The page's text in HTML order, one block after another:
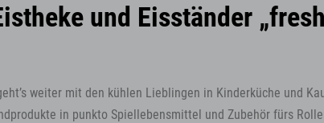
und Eisständer
weiter mit den kühlen Lieblingen in Kinderküche und
in punkto Spiellebensmittel und Zubehör fürs